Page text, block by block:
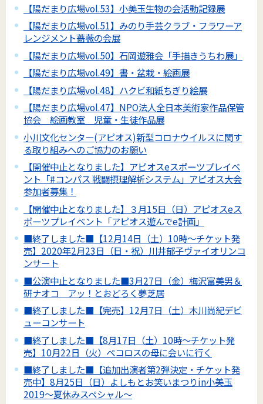
【陽だまり広場vol.53】小美玉生物の会活動記録展
【陽だまり広場vol.51】みのり手芸クラブ・フラワーア
レンジメント薔薇の会展
【陽だまり広場vol.50】石岡遊雅会「手描きうちわ展」
【陽だまり広場vol.49】書・盆栽・絵画展
【陽だまり広場vol.48】ハクビ和紙ちぎり絵展
【陽だまり広場vol.47】NPO法人全日本美術家作品保管
協会 絵画教室 児童・生徒作品展
小川文化センター(アピオス)新型コロナウイルスに関す
る取り組みへのご協力のお願い
【開催中止となりました】アピオスeスポーツプレイベ
ント「#コンパス 戦闘摂理解析システム」アピオス大会
参加者募集！
【開催中止となりました】３月15日（日）アピオスeス
ポーツプレイベント「アピオス遊んでe計画」
■終了しました■【12月14日（土）10時～チケット発
売】2020年2月23日（日・祝）川井郁子ヴァイオリンコ
ンサート
■公演中止となりました■3月27日（金）梅沢富美男＆
研ナオコ アッ！とおどろく夢芝居
■終了しました■【完売】12月7日（土）木川尚紀デビ
ューコンサート
■終了しました■【8月17日（土）10時～チケット発
売】10月22日（火）ペコロスの母に会いに行く
■終了しました■【追加出演者第2弾決定・チケット発
売中】8月25日（日）よしもとお笑いまつりin小美玉
2019～夏休みスペシャル～